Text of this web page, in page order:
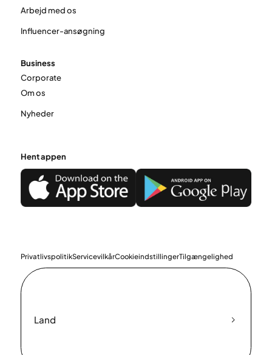
Arbejd med os
Influencer-ansøgning
Business
Corporate
Om os
Nyheder
Hent appen
PrivatlivspolitikServicevilkårCookieindstillingerTilgængelighed
Land